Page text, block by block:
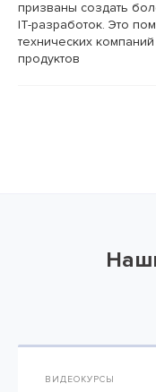
призваны создать
IT-разработок. Это
технических
продуктов
ВИДЕОКУРСЫ